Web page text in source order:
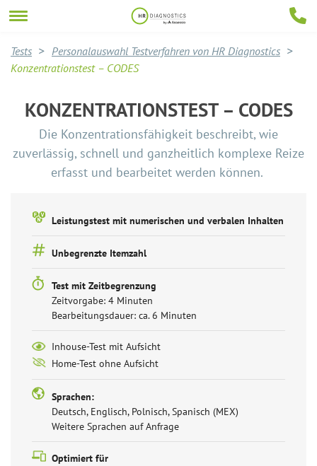
Tests
Personalauswahl Testverfahren von HR Diagnostics
Konzentrationstest – CODES
KONZENTRATIONSTEST – CODES
Die Konzentrationsfähigkeit beschreibt, wie
zuverlässig, schnell und ganzheitlich komplexe Reize
erfasst und bearbeitet werden können.
Leistungstest mit numerischen und verbalen Inhalten
Unbegrenzte Itemzahl
Test mit Zeitbegrenzung
Zeitvorgabe: 4 Minuten
Bearbeitungsdauer: ca. 6 Minuten
Inhouse-Test mit Aufsicht
Home-Test ohne Aufsicht
Sprachen:
Deutsch, Englisch, Polnisch, Spanisch (MEX)
Weitere Sprachen auf Anfrage
Optimiert für